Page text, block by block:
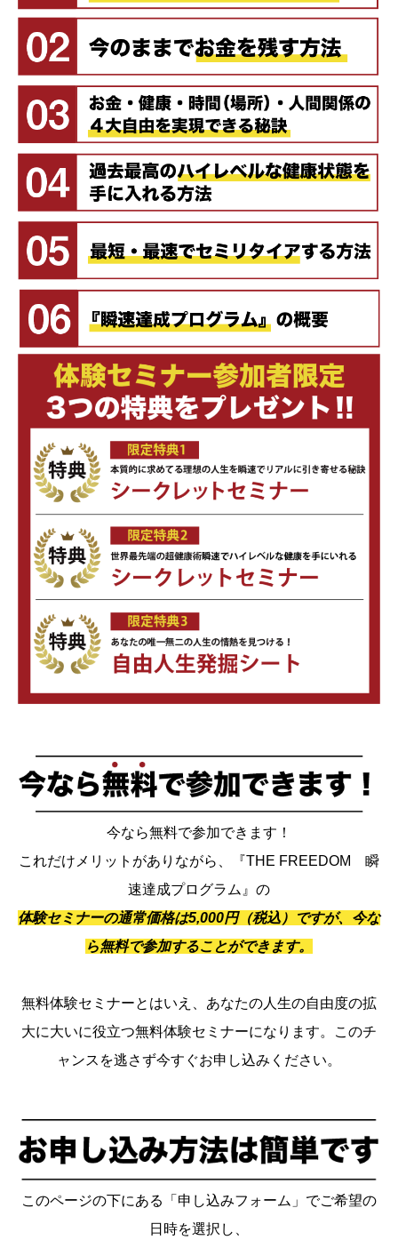
今なら無料で参加できます！
これだけメリットがありながら、『THE FREEDOM 瞬
速達成プログラム』の
体験セミナーの通常価格は5,000円（税込）ですが、今な
ら無料で参加することができます。
無料体験セミナーとはいえ、あなたの人生の自由度の拡
大に大いに役立つ無料体験セミナーになります。このチ
ャンスを逃さず今すぐお申し込みください。
このページの下にある「申し込みフォーム」でご希望の
日時を選択し、